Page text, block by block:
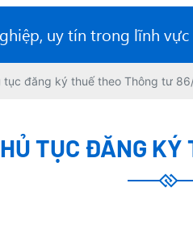
uy tín trong lĩnh
tục đăng ký thuế theo Thông tư
TỤC ĐĂNG